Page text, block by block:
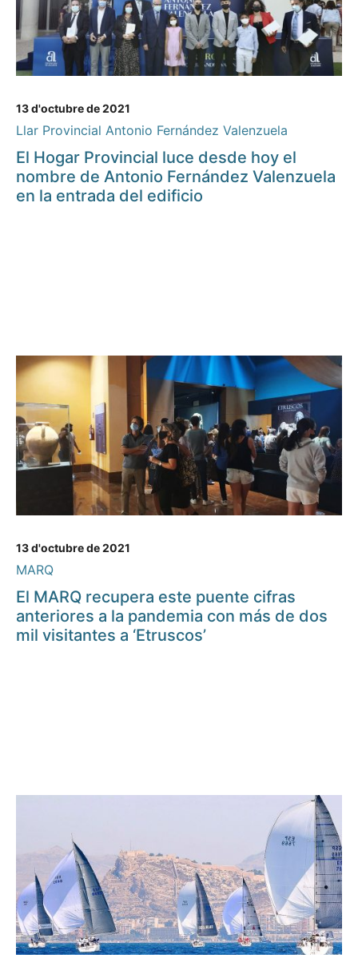
13 d'octubre de 2021
Llar Provincial Antonio Fernández Valenzuela
El Hogar Provincial luce desde hoy el
nombre de Antonio Fernández Valenzuela
en la entrada del edificio
13 d'octubre de 2021
MARQ
El MARQ recupera este puente cifras
anteriores a la pandemia con más de dos
mil visitantes a ‘Etruscos’